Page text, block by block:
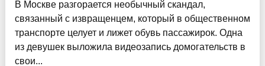
В Москве разгорается необычный скандал,
связанный с извращенцем, который в общественном
транспорте целует и лижет обувь пассажирок. Одна
из девушек выложила видеозапись домогательств в
свои...